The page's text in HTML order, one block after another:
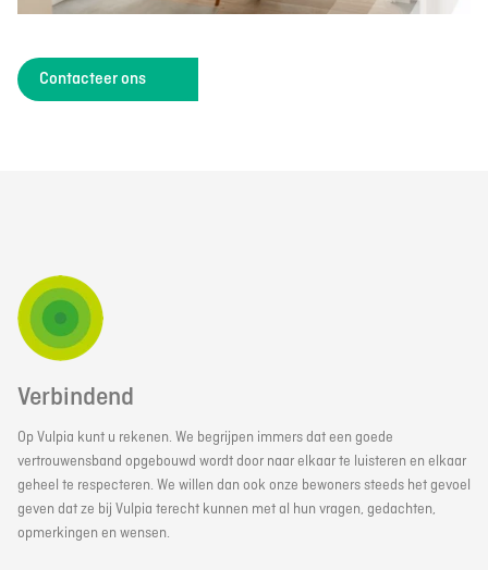
Contacteer ons
Verbindend
Op Vulpia kunt u rekenen. We begrijpen immers dat een goede
vertrouwensband opgebouwd wordt door naar elkaar te luisteren en elkaar
geheel te respecteren. We willen dan ook onze bewoners steeds het gevoel
geven dat ze bij Vulpia terecht kunnen met al hun vragen, gedachten,
opmerkingen en wensen.